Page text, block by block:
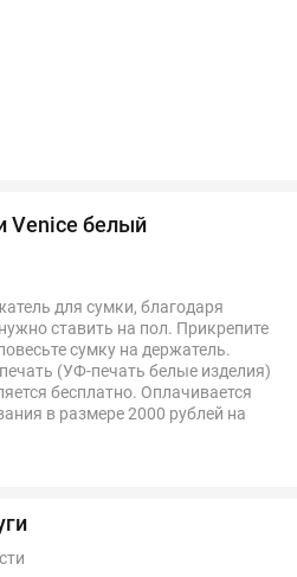
Venice белый
для сумки, благодаря
ставить на пол. Прикрепите
сумку на держатель.
(УФ-печать белые изделия)
бесплатно. Оплачивается
в размере 2000 рублей на